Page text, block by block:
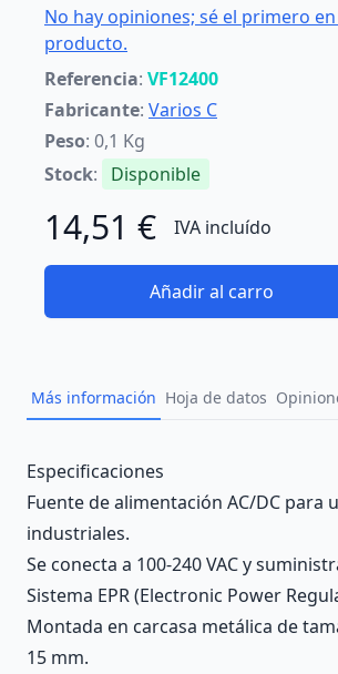
No hay opiniones; sé el primero
producto.
Referencia: VF12400
Fabricante: Varios C
Peso: 0,1 Kg
Stock: Disponible
14,51 € IVA incluído
Añadir al carro
Más información Hoja de datos
Description
Especificaciones
Fuente de alimentación AC/DC para
industriales.
Se conecta a 100-240 VAC y
Sistema EPR (Electronic Power
Montada en carcasa metálica de
15 mm.